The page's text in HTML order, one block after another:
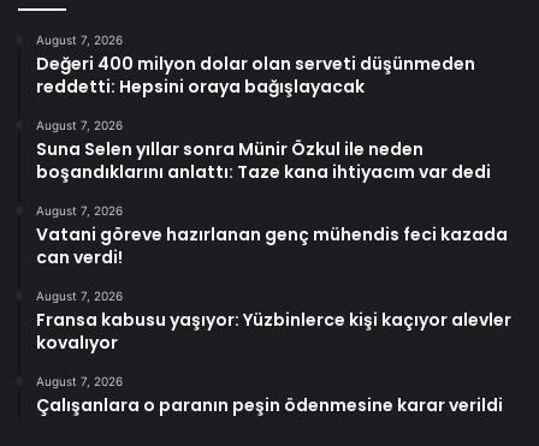
August 7, 2026
Değeri 400 milyon dolar olan serveti düşünmeden
reddetti: Hepsini oraya bağışlayacak
August 7, 2026
Suna Selen yıllar sonra Münir Özkul ile neden
boşandıklarını anlattı: Taze kana ihtiyacım var dedi
August 7, 2026
Vatani göreve hazırlanan genç mühendis feci kazada
can verdi!
August 7, 2026
Fransa kabusu yaşıyor: Yüzbinlerce kişi kaçıyor alevler
kovalıyor
August 7, 2026
Çalışanlara o paranın peşin ödenmesine karar verildi